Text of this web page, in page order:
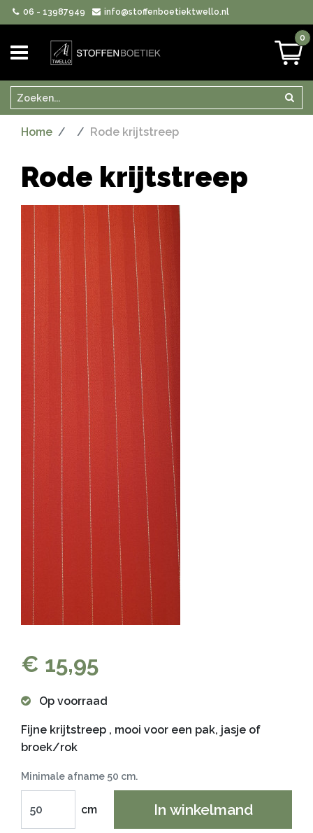
06 - 13987949 info@stoffenboetiektwello.nl
0
Zoeken
Home Rode krijtstreep
Rode krijtstreep
€ 15,95
Op voorraad
Fijne krijtstreep , mooi voor een pak, jasje of
broek/rok
Minimale afname 50 cm.
cm In winkelmand